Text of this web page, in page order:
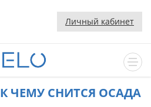
Личный кабинет
ЧЕМУ СНИТСЯ ОСАДА